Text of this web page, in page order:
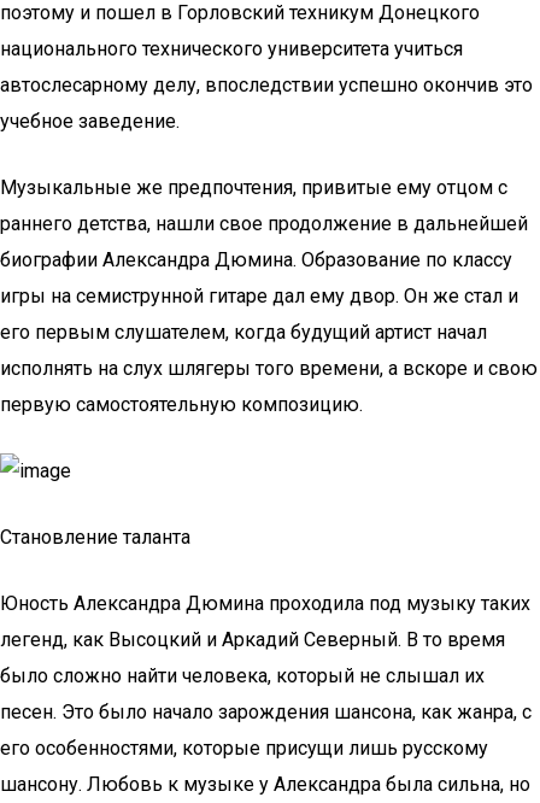
поэтому и пошел в Горловский техникум Донецкого
национального технического университета учиться
автослесарному делу, впоследствии успешно окончив это
учебное заведение.
Музыкальные же предпочтения, привитые ему отцом с
раннего детства, нашли свое продолжение в дальнейшей
биографии Александра Дюмина. Образование по классу
игры на семиструнной гитаре дал ему двор. Он же стал и
его первым слушателем, когда будущий артист начал
исполнять на слух шлягеры того времени, а вскоре и свою
первую самостоятельную композицию.
Становление таланта
Юность Александра Дюмина проходила под музыку таких
легенд, как Высоцкий и Аркадий Северный. В то время
было сложно найти человека, который не слышал их
песен. Это было начало зарождения шансона, как жанра, с
его особенностями, которые присущи лишь русскому
шансону. Любовь к музыке у Александра была сильна, но